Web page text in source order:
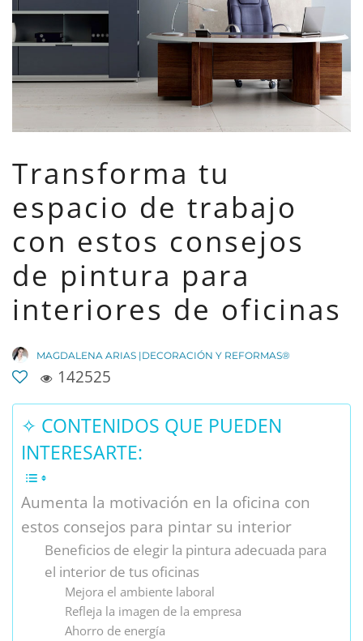
Transforma tu
espacio de trabajo
con estos consejos
de pintura para
interiores de oficinas
MAGDALENA ARIAS |DECORACIÓN Y REFORMAS®
142525
✧ CONTENIDOS QUE PUEDEN
INTERESARTE:
Aumenta la motivación en la oficina con
estos consejos para pintar su interior
Beneficios de elegir la pintura adecuada para
el interior de tus oficinas
Mejora el ambiente laboral
Refleja la imagen de la empresa
Ahorro de energía